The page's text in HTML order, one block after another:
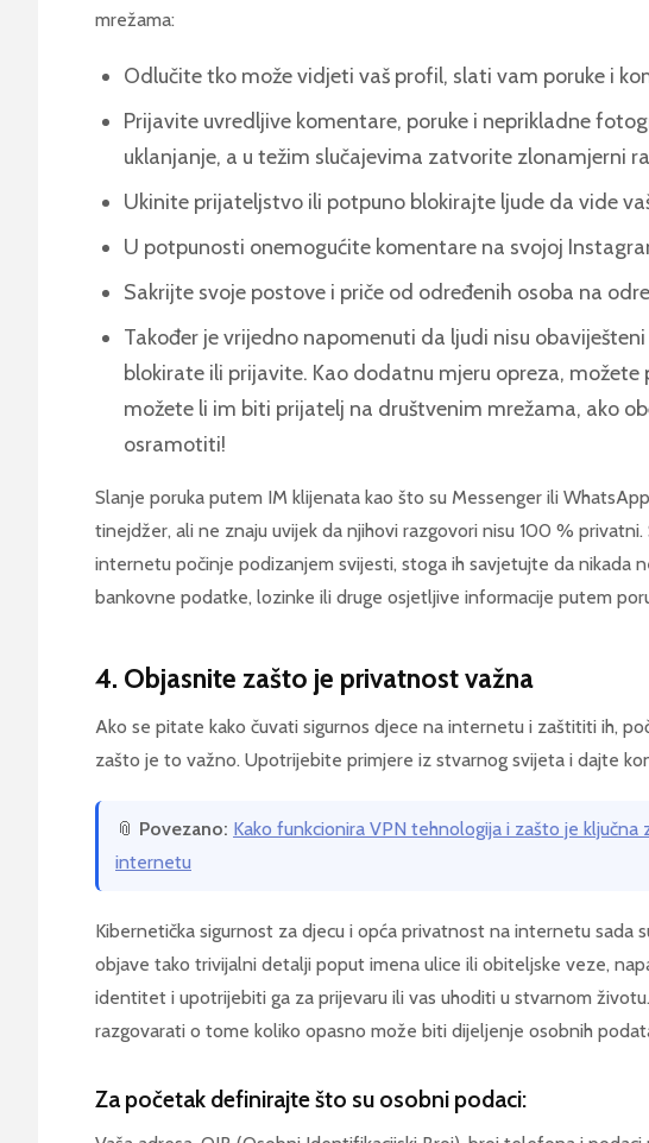
mrežama:
Odlučite tko može vidjeti vaš profil, slati vam poruke i
Prijavite uvredljive komentare, poruke i neprikladne
uklanjanje, a u težim slučajevima zatvorite zlonamjerni
Ukinite prijateljstvo ili potpuno blokirajte ljude da vide
U potpunosti onemogućite komentare na svojoj
Sakrijte svoje postove i priče od određenih osoba na
Također je vrijedno napomenuti da ljudi nisu
blokirate ili prijavite. Kao dodatnu mjeru opreza, možete
možete li im biti prijatelj na društvenim mrežama, ako
osramotiti!
Slanje poruka putem IM klijenata kao što su Messenger ili
tinejdžer, ali ne znaju uvijek da njihovi razgovori nisu 100 %
internetu počinje podizanjem svijesti, stoga ih savjetujte da nikada
bankovne podatke, lozinke ili druge osjetljive informacije putem
4. Objasnite zašto je privatnost važna
Ako se pitate kako čuvati sigurnos djece na internetu i zaštititi ih,
zašto je to važno. Upotrijebite primjere iz stvarnog svijeta i dajte
📎 Povezano: Kako funkcionira VPN tehnologija i zašto je
internetu
Kibernetička sigurnost za djecu i opća privatnost na internetu sada
objave tako trivijalni detalji poput imena ulice ili obiteljske veze,
identitet i upotrijebiti ga za prijevaru ili vas uhoditi u stvarnom
razgovarati o tome koliko opasno može biti dijeljenje osobnih
Za početak definirajte što su osobni podaci: